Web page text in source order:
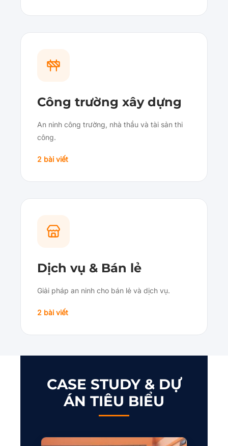
Công trường xây dựng
An ninh công trường, nhà thầu và tài sản thi
công.
2 bài viết
Dịch vụ & Bán lẻ
Giải pháp an ninh cho bán lẻ và dịch vụ.
2 bài viết
CASE STUDY & DỰ
ÁN TIÊU BIỂU